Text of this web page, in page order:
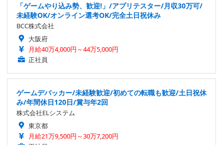
「ゲームやり込み勢、歓迎!」/アプリテスター/月収30万可/
未経験OK/オンライン選考OK/完全土日祝休み
BCC株式会社
大阪府
月給40万4,000円～44万5,000円
正社員
ゲームデバッカー/未経験歓迎/初めての転職も歓迎/土日祝休
み/年間休日120日/賞与年2回
株式会社ELシステム
東京都
月給21万9,500円～30万7,200円